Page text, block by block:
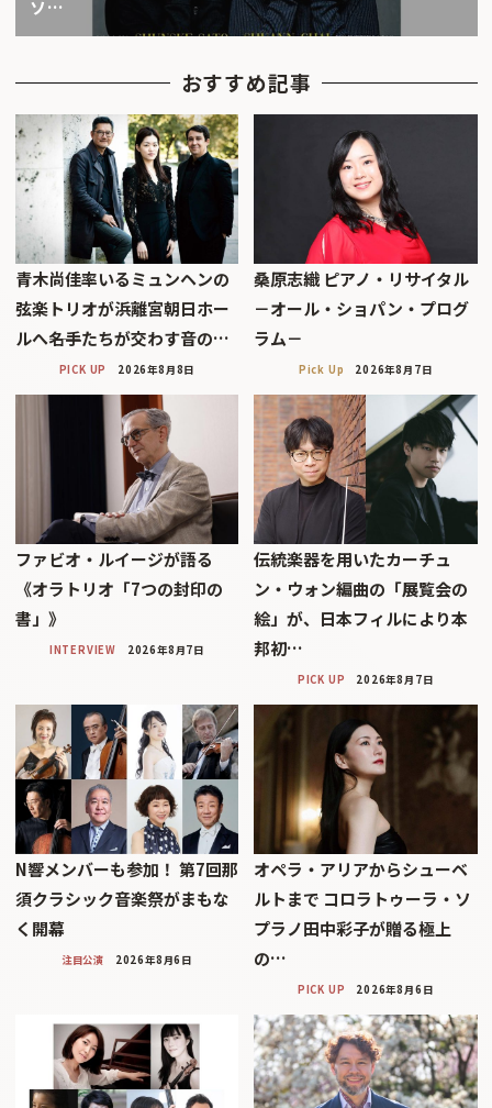
ソ…
おすすめ記事
青木尚佳率いるミュンヘンの
弦楽トリオが浜離宮朝日ホー
ルへ――名手たちが交わす音の…
PICK UP 2026年8月8日
桑原志織 ピアノ・リサイタル
－オール・ショパン・プログ
ラム－
Pick Up 2026年8月7日
ファビオ・ルイージが語る
《オラトリオ「7つの封印の
書」》
INTERVIEW 2026年8月7日
伝統楽器を用いたカーチュ
ン・ウォン編曲の「展覧会の
絵」が、日本フィルにより本
邦初…
PICK UP 2026年8月7日
N響メンバーも参加！ 第7回那
須クラシック音楽祭がまもな
く開幕
注目公演 2026年8月6日
オペラ・アリアからシューベ
ルトまで コロラトゥーラ・ソ
プラノ田中彩子が贈る極上
の…
PICK UP 2026年8月6日